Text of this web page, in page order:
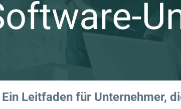
Leitfaden für Unternehmer,